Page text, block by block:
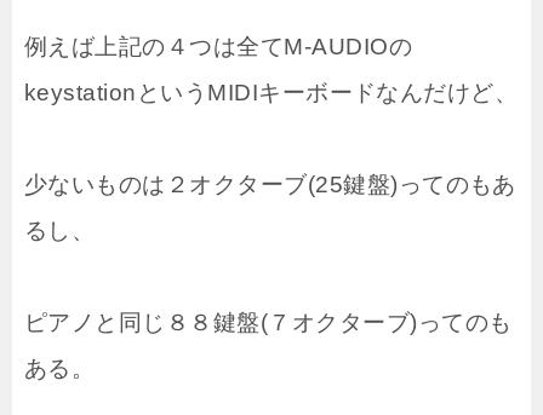
例えば上記の４つは全てM-AUDIOの
keystationというMIDIキーボードなんだけど、
少ないものは２オクターブ(25鍵盤)ってのもあ
るし、
ピアノと同じ８８鍵盤(７オクターブ)ってのも
ある。